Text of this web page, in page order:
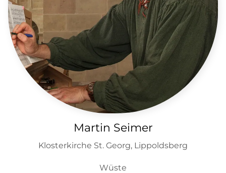
Martin Seimer
Klosterkirche St. Georg, Lippoldsberg
Wüste